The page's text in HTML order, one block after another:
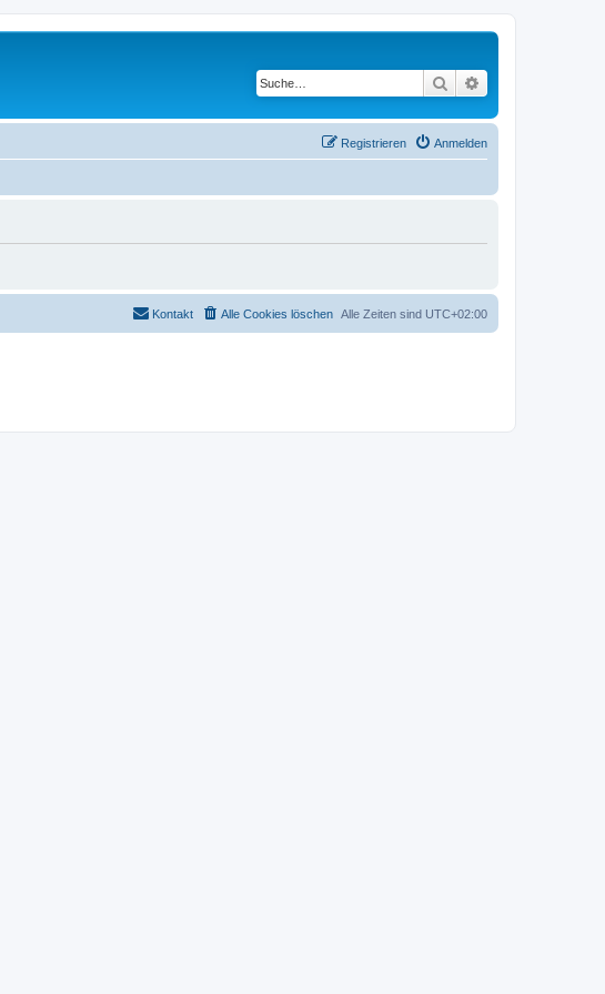
Suche
Anmelden
Registrieren
Alle Zeiten sind UTC+02:00
Alle Cookies löschen
Kontakt